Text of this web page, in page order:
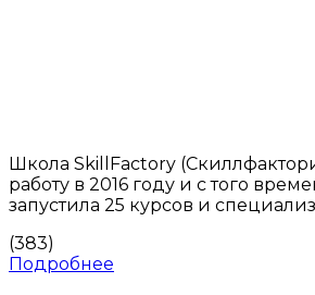
Школа SkillFactory
работу в 2016 году и с того
запустила 25 курсов и
(383)
Подробнее